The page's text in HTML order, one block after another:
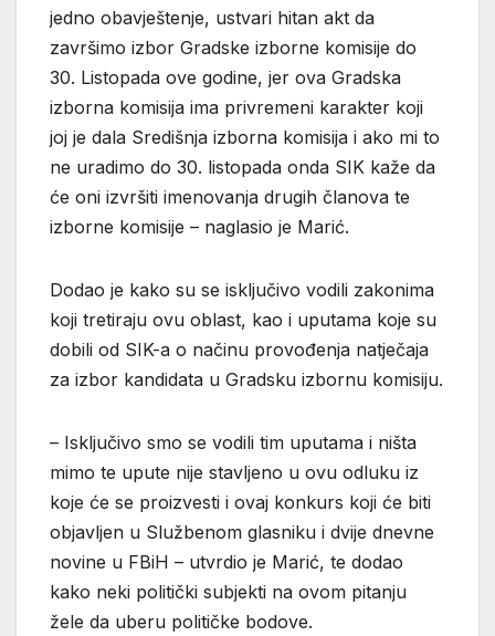
jedno obavještenje, ustvari hitan akt da
završimo izbor Gradske izborne komisije do
30. Listopada ove godine, jer ova Gradska
izborna komisija ima privremeni karakter koji
joj je dala Središnja izborna komisija i ako mi to
ne uradimo do 30. listopada onda SIK kaže da
će oni izvršiti imenovanja drugih članova te
izborne komisije – naglasio je Marić.
Dodao je kako su se isključivo vodili zakonima
koji tretiraju ovu oblast, kao i uputama koje su
dobili od SIK-a o načinu provođenja natječaja
za izbor kandidata u Gradsku izbornu komisiju.
– Isključivo smo se vodili tim uputama i ništa
mimo te upute nije stavljeno u ovu odluku iz
koje će se proizvesti i ovaj konkurs koji će biti
objavljen u Službenom glasniku i dvije dnevne
novine u FBiH – utvrdio je Marić, te dodao
kako neki politički subjekti na ovom pitanju
žele da uberu političke bodove.